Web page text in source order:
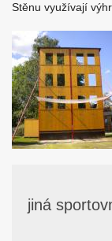
Stěnu využívají
jiná